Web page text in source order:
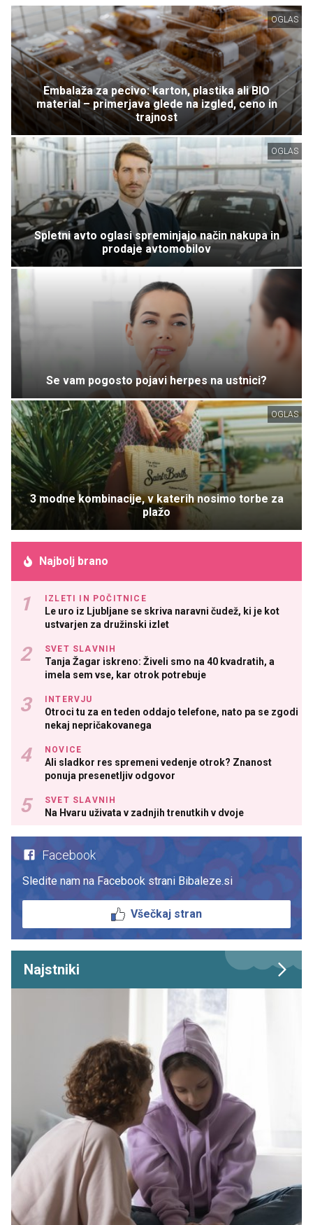
OGLAS
Embalaža za pecivo: karton, plastika ali BIO
material – primerjava glede na izgled, ceno in
trajnost
OGLAS
Spletni avto oglasi spreminjajo način nakupa in
prodaje avtomobilov
Se vam pogosto pojavi herpes na ustnici?
OGLAS
3 modne kombinacije, v katerih nosimo torbe za
plažo
Najbolj brano
IZLETI IN POČITNICE
Le uro iz Ljubljane se skriva naravni čudež, ki je kot
ustvarjen za družinski izlet
SVET SLAVNIH
Tanja Žagar iskreno: Živeli smo na 40 kvadratih, a
imela sem vse, kar otrok potrebuje
INTERVJU
Otroci tu za en teden oddajo telefone, nato pa se zgodi
nekaj nepričakovanega
NOVICE
Ali sladkor res spremeni vedenje otrok? Znanost
ponuja presenetljiv odgovor
SVET SLAVNIH
Na Hvaru uživata v zadnjih trenutkih v dvoje
Facebook
Sledite nam na Facebook strani Bibaleze.si
Všečkaj stran
Najstniki